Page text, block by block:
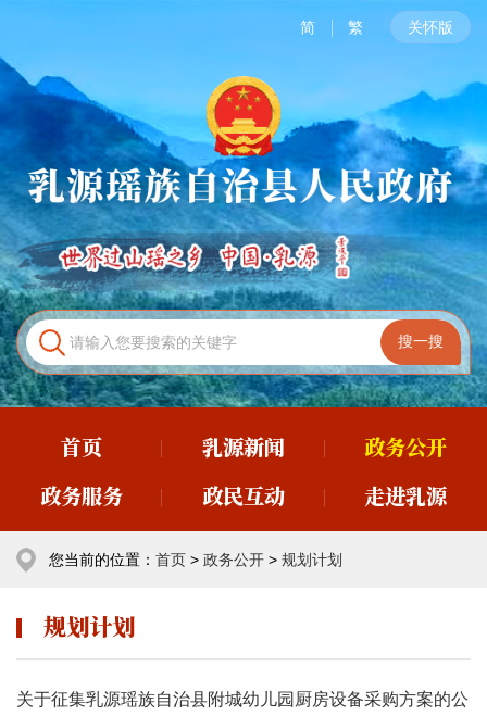
简 繁 关怀版
首页 乳源新闻
政务公开
政务服务
政民互动 走进乳源
您当前的位置： 首页 > 政务公开 > 规划计划
规划计划
关于征集乳源瑶族自治县附城幼儿园厨房设备采购方案的公